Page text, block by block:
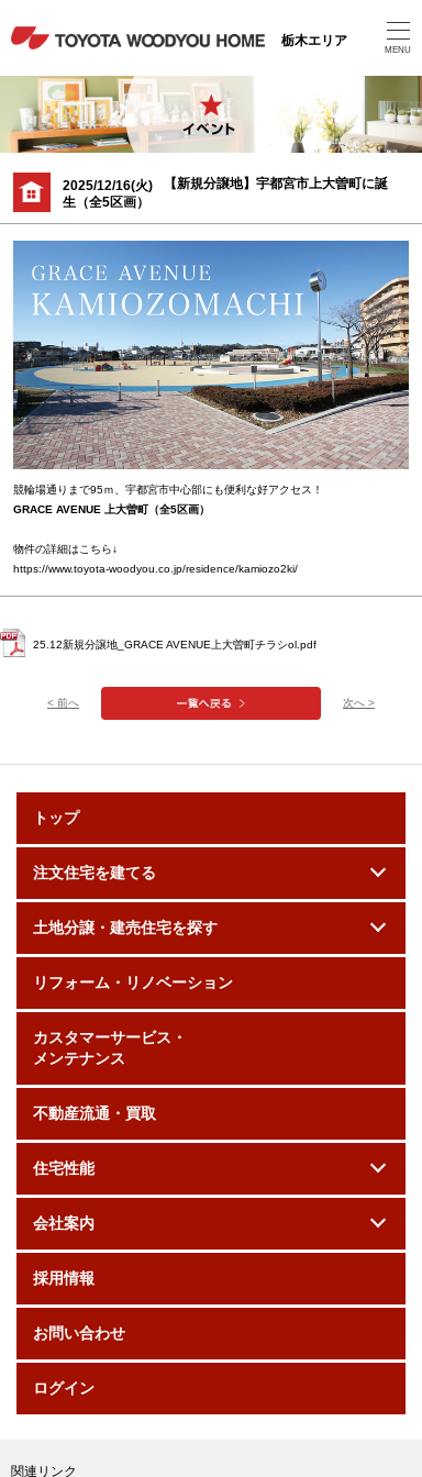
栃木エリア
MENU
2025/12/16(火)
【新規分譲地】宇都宮市上大曽町に誕
生（全5区画）
競輪場通りまで95ｍ、宇都宮市中心部にも便利な好アクセス！
GRACE AVENUE 上大曽町（全5区画）
物件の詳細はこちら↓
https://www.toyota-woodyou.co.jp/residence/kamiozo2ki/
25.12新規分譲地_GRACE AVENUE上大曽町チラシol.pdf
< 前へ 次へ >
トップ
注文住宅を建てる
土地分譲・建売住宅を探す
リフォーム・リノベーション
カスタマーサービス・
メンテナンス
不動産流通・買取
住宅性能
会社案内
採用情報
お問い合わせ
ログイン
関連リンク